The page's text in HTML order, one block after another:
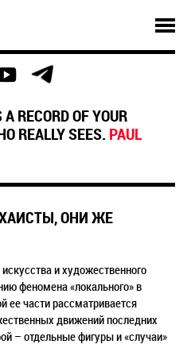
RECORD OF YOUR
REALLY SEES. PAUL
ОНИ ЖЕ
и художественного
феномена «локального» в
ее части рассматривается
движений последних
– отдельные фигуры и «случаи»